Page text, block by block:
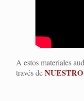
A estos materiales
través de